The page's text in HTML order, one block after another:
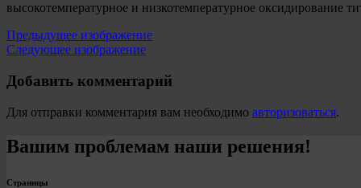
высокотемпературное и низкотемпературное оксидирование
Предыдущее изображение
Следующее изображение
Добавить комментарий
Для отправки комментария вам необходимо авторизоваться.
Вашим проблемам наши решения!
Страницы